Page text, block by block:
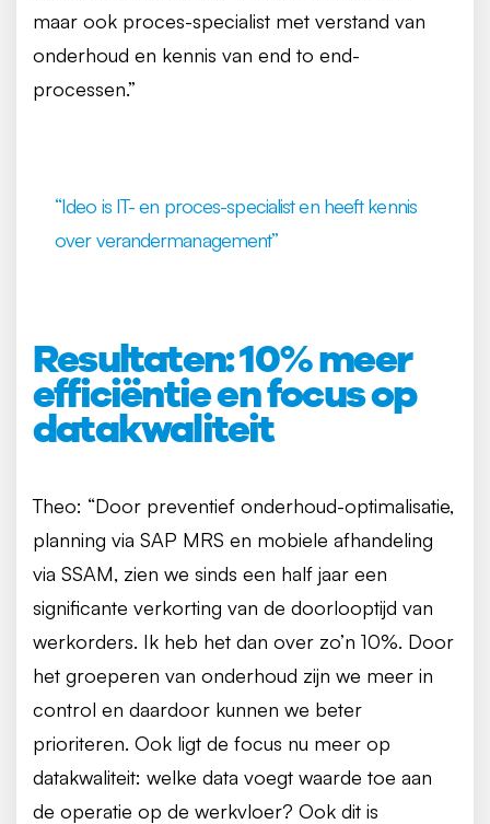
maar ook proces-specialist met verstand van
onderhoud en kennis van end to end-
processen.”
“Ideo is IT- en proces-specialist en heeft kennis
over verandermanagement”
Resultaten: 10% meer
efficiëntie en focus op
datakwaliteit
Theo: “Door preventief onderhoud-optimalisatie,
planning via SAP MRS en mobiele afhandeling
via SSAM, zien we sinds een half jaar een
significante verkorting van de doorlooptijd van
werkorders. Ik heb het dan over zo’n 10%. Door
het groeperen van onderhoud zijn we meer in
control en daardoor kunnen we beter
prioriteren. Ook ligt de focus nu meer op
datakwaliteit: welke data voegt waarde toe aan
de operatie op de werkvloer? Ook dit is